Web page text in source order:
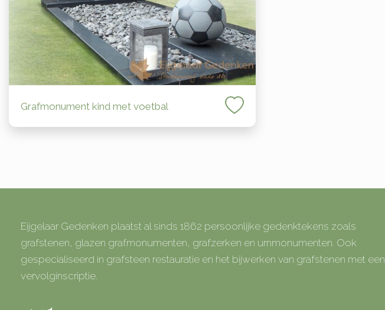
Grafmonument kind met voetbal
Eijgelaar Gedenken plaatst al sinds 1862 persoonlijke gedenktekens zoals
grafstenen, glazen grafmonumenten, grafzerken en urnmonumenten. Ook
gespecialiseerd in grafsteen restauratie en het bijwerken van grafstenen met een
vervolginscriptie.